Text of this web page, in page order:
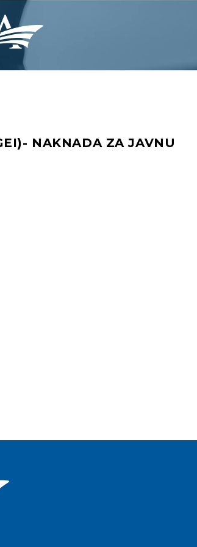
NAKNADA ZA JAVNU